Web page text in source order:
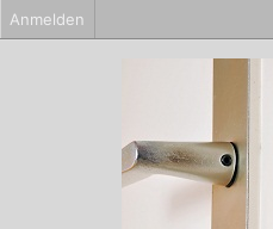
Anmelden